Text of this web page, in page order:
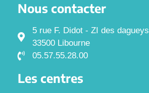
Nous contacter
5 rue F. Didot - ZI des dagueys
33500 Libourne
05.57.55.28.00
Les centres